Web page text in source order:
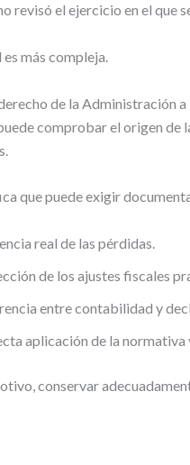
revisó el ejercicio en el que
es más compleja.
de la Administración
comprobar el origen de
que puede exigir
real de las pérdidas.
de los ajustes fiscales
entre contabilidad y
aplicación de la normativa
conservar